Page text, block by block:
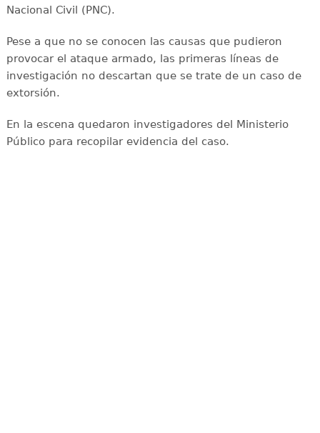
Nacional Civil (PNC).
Pese a que no se conocen las causas que pudieron
provocar el ataque armado, las primeras líneas de
investigación no descartan que se trate de un caso de
extorsión.
En la escena quedaron investigadores del Ministerio
Público para recopilar evidencia del caso.